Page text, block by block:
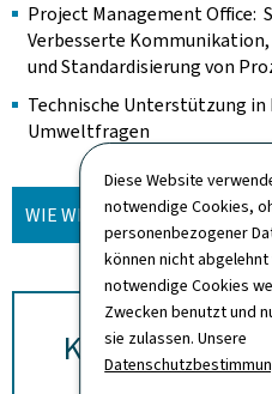
Diese Website
notwendige Cookies,
personenbezogener
können nicht
notwendige Cookies
Zwecken benutzt und
sie zulassen. Unsere
Project Management Oﬃce:
Verbesserte
und Standardisierung von
Technische Unterstützung
Umweltfragen
WIE WIR ARBEITEN
Kontakt